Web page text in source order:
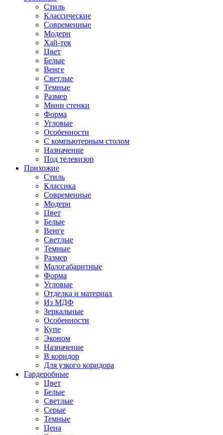
Стиль
Классические
Современные
Модерн
Хай-тек
Цвет
Белые
Венге
Светлые
Темные
Размер
Мини стенки
Форма
Угловые
Особенности
С компьютерным столом
Назначение
Под телевизор
Прихожие
Стиль
Классика
Современные
Модерн
Цвет
Белые
Венге
Светлые
Темные
Размер
Малогабаритные
Форма
Угловые
Отделка и материал
Из МДФ
Зеркальные
Особенности
Купе
Эконом
Назначение
В коридор
Для узкого коридора
Гардеробные
Цвет
Белые
Светлые
Серые
Темные
Цена